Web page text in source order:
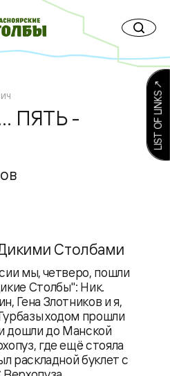
ПЯТЬ -
Столбами
мы, четверо, пошли
Столбы": Ник.
Гена Злотников и я,
ходом прошли
дошли до Манской
где ещё стояла
раскладной буклет с
LIST OF LINKS ↗